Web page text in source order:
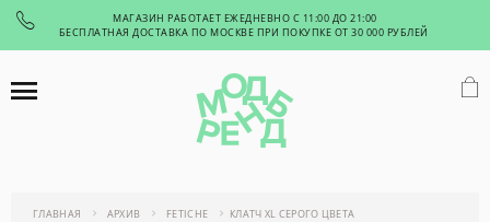
МАГАЗИН РАБОТАЕТ ЕЖЕДНЕВНО С 11:00 ДО 21:00
БЕСПЛАТНАЯ ДОСТАВКА ПО МОСКВЕ ПРИ ПОКУПКЕ ОТ 30 000 РУБЛЕЙ
ГЛАВНАЯ АРХИВ FETICHE КЛАТЧ XL СЕРОГО ЦВЕТА